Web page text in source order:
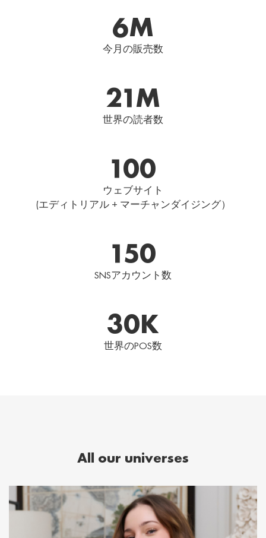
6M
今月の販売数
21 M
世界の読者数
100
ウェブサイト
(エディトリアル + マーチャンダイジング）
150
SNSアカウント数
30 K
世界のPOS数
All our universes